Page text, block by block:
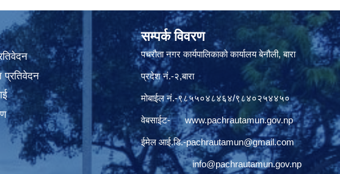
प्रतिवेदन
सम्पर्क विवरण
पचरौता नगर कार्यपालिकाको कार्यालय बेनौली, बारा
प्रदेश नं.-२,बारा
मोबाईल नं.-९८५५०४८४६४/९८४०२५४४५०
वेबसाईट-www.pachrautamun.gov.np
ईमेल आई.डि.-pachrautamun@gmail.com
info@pachrautamun.gov.np